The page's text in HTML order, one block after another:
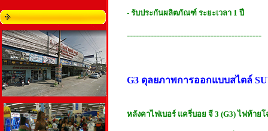
- รับประกันผลิตภัณฑ์ ระยะเวลา 1 ปี
---------------------------------------------
G3 ดุลยภาพการออกแบบสไตล์
หลังคาไฟเบอร์ แครี่บอย จี 3 (G3) ไฟท้าย